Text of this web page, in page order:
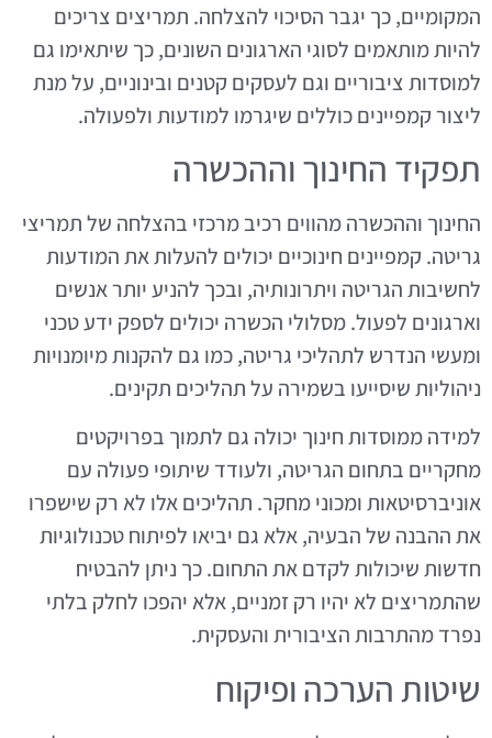
המקומיים, כך יגבר הסיכוי להצלחה. תמריצים צריכים
להיות מותאמים לסוגי הארגונים השונים, כך שיתאימו גם
למוסדות ציבוריים וגם לעסקים קטנים ובינוניים, על מנת
ליצור קמפיינים כוללים שיגרמו למודעות ולפעולה.
תפקיד החינוך וההכשרה
החינוך וההכשרה מהווים רכיב מרכזי בהצלחה של תמריצי
גריטה. קמפיינים חינוכיים יכולים להעלות את המודעות
לחשיבות הגריטה ויתרונותיה, ובכך להניע יותר אנשים
וארגונים לפעול. מסלולי הכשרה יכולים לספק ידע טכני
ומעשי הנדרש לתהליכי גריטה, כמו גם להקנות מיומנויות
ניהוליות שיסייעו בשמירה על תהליכים תקינים.
למידה ממוסדות חינוך יכולה גם לתמוך בפרויקטים
מחקריים בתחום הגריטה, ולעודד שיתופי פעולה עם
אוניברסיטאות ומכוני מחקר. תהליכים אלו לא רק שישפרו
את ההבנה של הבעיה, אלא גם יביאו לפיתוח טכנולוגיות
חדשות שיכולות לקדם את התחום. כך ניתן להבטיח
שהתמריצים לא יהיו רק זמניים, אלא יהפכו לחלק בלתי
נפרד מהתרבות הציבורית והעסקית.
שיטות הערכה ופיקוח